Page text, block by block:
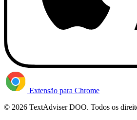
Extensão para Chrome
© 2026 TextAdviser DOO. Todos os